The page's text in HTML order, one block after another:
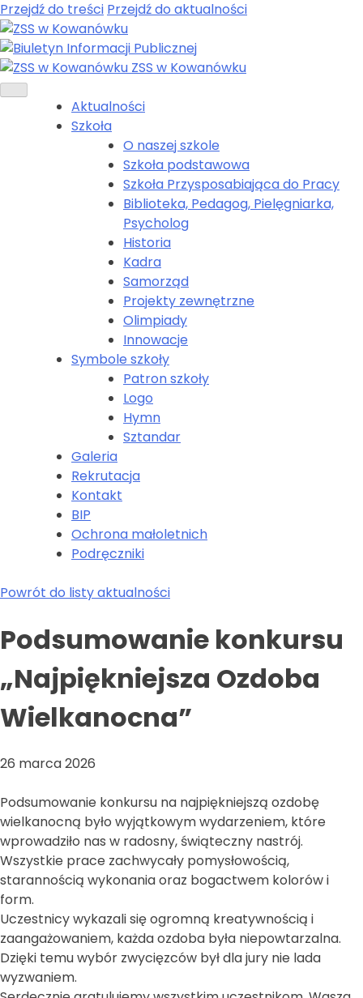
Przejdź do treści Przejdź do aktualności
ZSS w Kowanówku
Aktualności
Szkoła
O naszej szkole
Szkoła podstawowa
Szkoła Przysposabiająca do Pracy
Biblioteka, Pedagog, Pielęgniarka,
Psycholog
Historia
Kadra
Samorząd
Projekty zewnętrzne
Olimpiady
Innowacje
Symbole szkoły
Patron szkoły
Logo
Hymn
Sztandar
Galeria
Rekrutacja
Kontakt
BIP
Ochrona małoletnich
Podręczniki
Powrót do listy aktualności
Podsumowanie konkursu
„Najpiękniejsza Ozdoba
Wielkanocna”
26 marca 2026
Podsumowanie konkursu na najpiękniejszą ozdobę
wielkanocną było wyjątkowym wydarzeniem, które
wprowadziło nas w radosny, świąteczny nastrój.
Wszystkie prace zachwycały pomysłowością,
starannością wykonania oraz bogactwem kolorów i
form.
Uczestnicy wykazali się ogromną kreatywnością i
zaangażowaniem, każda ozdoba była niepowtarzalna.
Dzięki temu wybór zwycięzców był dla jury nie lada
wyzwaniem.